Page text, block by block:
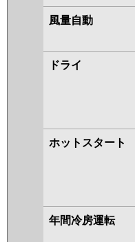
ca
風量自動
ドライ
ホットスタート
年間冷房運転